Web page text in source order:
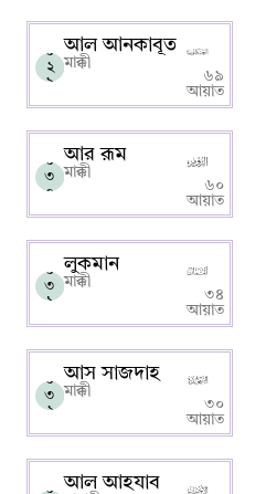
০
২
৯
আল আনকাবূত
মাক্কী
৬৯
আয়াত
০
৩
০
আর রূম
মাক্কী
৬০
আয়াত
০
৩
১
লুকমান
মাক্কী
৩৪
আয়াত
০
৩
২
আস সাজদাহ
মাক্কী
৩০
আয়াত
০
আল আহযাব